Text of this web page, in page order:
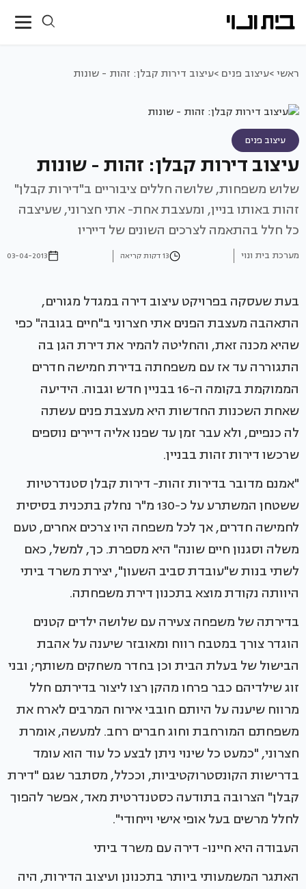
ראשי >עיצוב פנים >עיצוב דירות קבלן: זהות - שונות
עיצוב פנים
עיצוב דירות קבלן: זהות - שונות
שלוש משפחות, שלושה חללים ציבוריים ב"דירות קבלן"
זהות באותו בניין, ומעצבת אחת- אתי חצרוני, שעיצבה
כל חלל בהתאמה לצרכים השונים של דייריו
מערכת בית ונוי 13 דקות קריאה 03-04-2013
בעת שעסקה בפרויקט עיצוב דירה במגדל מגורים,
התאהבה מעצבת הפנים אתי חצרוני ב"חיים בגובה" כפי
שהיא מכנה זאת, והחליטה להמיר את דירת הגן בה
התגוררה עד אז עם משפחתה בדירת חמישה חדרים
הממוקמת בקומה ה-16 בבניין חדש וגבוה. הידיעה
שאחת השכנות החדשות היא מעצבת פנים עשתה
לה כנפיים, ולא עבר זמן עד שפנו אליה דיירים נוספים
שרכשו דירות זהות בבניין.
"אמנם מדובר בדירות זהות- דירות קבלן סטנדרטיות
ששטחן המשתרע על כ-130 מ"ר נחלק בתכנית בסיסית
לחמישה חדרים, אך לכל משפחה היו צרכים אחרים, טעם
משלה וסגנון חיים שונה" היא מספרת. כך, למשל, כאם
לשתי בנות ש"עובדת סביב השעון", יצירת משרד ביתי
היוותה נקודת מוצא בתכנון דירת משפחתה.
בדירתה של משפחה צעירה עם שלושה ילדים קטנים
הוגדר צורך במטבח רווח ומאובזר שיענה על אהבת
הבישול של בעלת הבית וכן בחדר משחקים משותף; ובני
זוג שילדיהם כבר פרחו מהקן רצו ליצור בדירתם חלל
מרווח שיענה על היותם חובבי אירוח המרבים לארח את
משפחתם המורחבת וחוג חברים רחב. למעשה, אומרת
חצרוני, "כמעט כל שינוי ניתן לבצע כל עוד הוא עומד
בדרישות הקונסטרוקטיביות, וככלל, מסתבר שגם "דירת
קבלן" הצרובה בתודעה כסטנדרטית מאד, אפשר להפוך
לחלל מרשים בעל אופי אישי וייחודי".
העבודה היא חיינו- דירה עם משרד ביתי
האתגר המשמעותי ביותר בתכנונן ועיצוב הדירות, היה